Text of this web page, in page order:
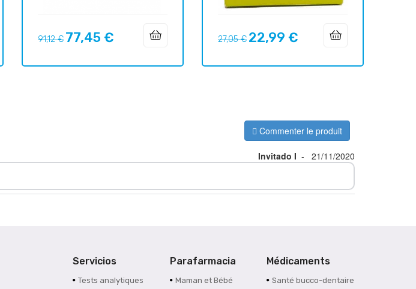
Prix
91,12 € Prix
77,45 €
Prix
27,05 € Prix
22,99 €
Commenter le produit
Invitado I -
21/11/2020
Servicios
Tests analytiques
Parafarmacia
Maman et Bébé
Médicaments
Santé bucco-dentaire